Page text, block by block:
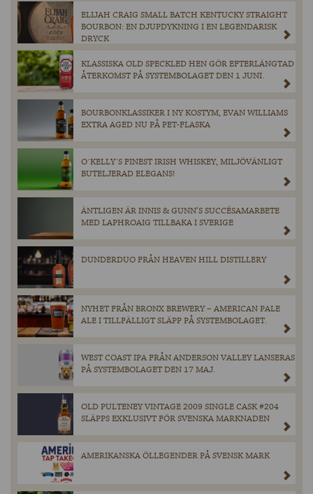
ELIJAH CRAIG SMALL BATCH KENTUCKY STRAIGHT
BOURBON: EN DJUPDYKNING I EN LEGENDARISK
DRYCK
KLASSISKA OLD SPECKLED HEN GÖR EFTERLÄNGTAD
ÅTERKOMST PÅ SYSTEMBOLAGET DEN 1 JUNI.
BOURBONKLASSIKER I NY KOSTYM, EVAN WILLIAMS
EXTRA AGED NU PÅ PET-FLASKA
O´KELLY´S FINEST IRISH WHISKEY, MILJÖVÄNLIGT
BUTELJERAD ELEGANS!
ÄNTLIGEN ÄR INNIS & GUNN’S SUCCÉSAMARBETE
MED LAPHROAIG TILLBAKA I SVERIGE
DUNDERDUO FRÅN HEAVEN HILL DISTILLERY
NYHET FRÅN BRONX BREWERY – AMERICAN PALE
ALE I TILLFÄLLIGT SLÄPP PÅ SYSTEMBOLAGET.
WEST COAST IPA FRÅN ANDERSON VALLEY LANSERAS
PÅ SYSTEMBOLAGET DEN 17 MAJ.
OLD PULTENEY VINTAGE 2009 SINGLE CASK #204
SLÄPPS EXKLUSIVT FÖR SVENSKA MARKNADEN
AMERIKANSKA ÖLLEGENDER PÅ SVENSK MARK